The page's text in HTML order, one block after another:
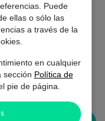
Puede
ellas o sólo las
a través de la
en cualquier
sección Política de
pie de página.
te has
que necesitas
para empezar.